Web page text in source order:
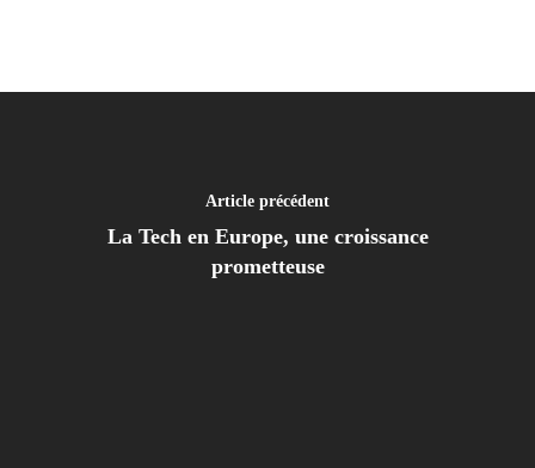
Article précédent
La Tech en Europe, une croissance
prometteuse